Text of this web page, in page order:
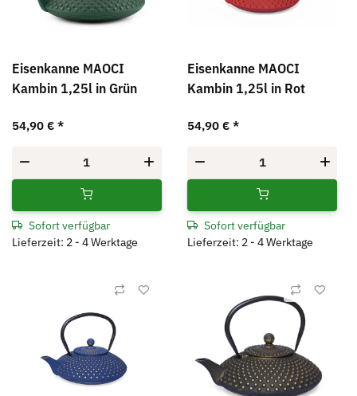
Eisenkanne MAOCI
Kambin 1,25l in Grün
54,90 € *
Sofort verfügbar
Lieferzeit: 2 - 4 Werktage
Eisenkanne MAOCI
Kambin 1,25l in Rot
54,90 €*
Sofort verfügbar
Lieferzeit: 2 - 4 Werktage